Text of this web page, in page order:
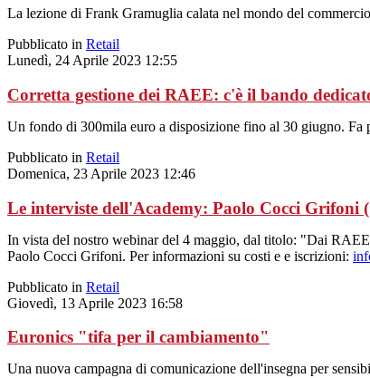
La lezione di Frank Gramuglia calata nel mondo del
Pubblicato in Retail
Lunedì, 24 Aprile 2023 12:55
Corretta gestione dei RAEE: c'è il bando
Un fondo di 300mila euro a disposizione fino al 30 giugno. Fa
Pubblicato in Retail
Domenica, 23 Aprile 2023 12:46
Le interviste dell'Academy: Paolo Cocci Grifoni
In vista del nostro webinar del 4 maggio, dal titolo: "Dai
Paolo Cocci Grifoni. Per informazioni su costi e e iscrizioni:
Pubblicato in Retail
Giovedì, 13 Aprile 2023 16:58
Euronics "tifa per il cambiamento"
Una nuova campagna di comunicazione dell'insegna per